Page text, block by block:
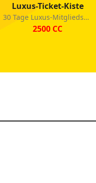
Luxus-Ticket-Kiste
30 Tage Luxus-Mitgliedschaft
2500 CC